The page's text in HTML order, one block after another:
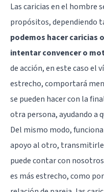
Las caricias en el hombre
propósitos, dependiendo
podemos hacer caricias
intentar convencer o
de acción, en este caso el
estrecho, comportará
se pueden hacer con la
otra persona, ayudando a
Del mismo modo,
apoyo al otro, transmitirle
puede contar con
es más estrecho, como